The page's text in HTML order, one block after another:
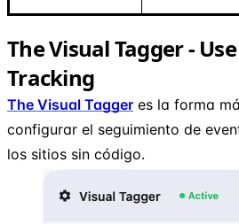
The Visual Tagger -
Tracking
The Visual Tagger es la forma
configurar el seguimiento de
los sitios sin código.